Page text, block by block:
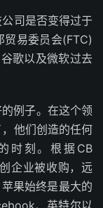
司是否变得过于
贸易委员会(FTC)
歌以及微软过去
例子。在这个领
他们创造的任何
时刻。根据CB
企业被收购，远
果始终是最大的